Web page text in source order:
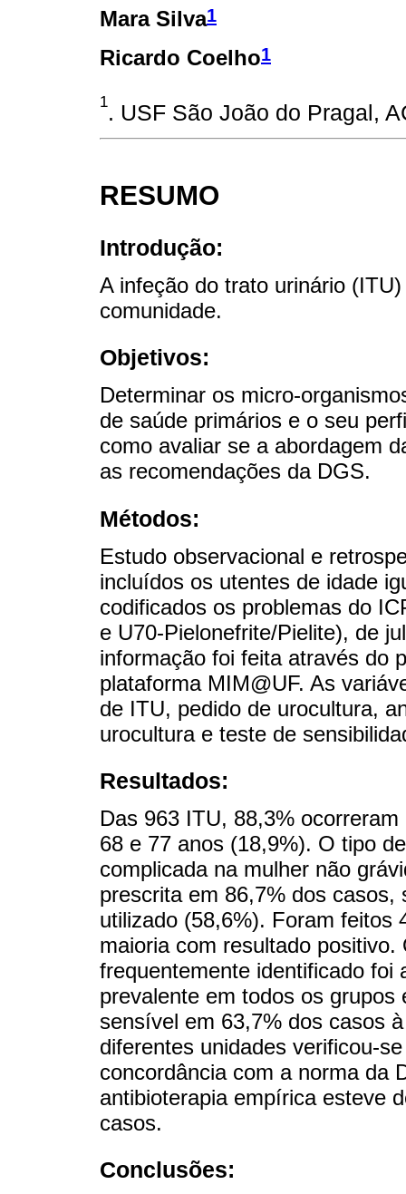
Mara Silva1
Ricardo Coelho1
1. USF São João do Pragal,
RESUMO
Introdução:
A infeção do trato urinário
comunidade.
Objetivos:
Determinar os micro-
de saúde primários e o seu
como avaliar se a abordagem
as recomendações da DGS.
Métodos:
Estudo observacional e
incluídos os utentes de idade
codificados os problemas do
e U70-Pielonefrite/Pielite), de
informação foi feita através do
plataforma MIM@UF. As
de ITU, pedido de urocultura,
urocultura e teste de
Resultados:
Das 963 ITU, 88,3%
68 e 77 anos (18,9%). O tipo
complicada na mulher não
prescrita em 86,7% dos
utilizado (58,6%). Foram feitos
maioria com resultado
frequentemente identificado foi
prevalente em todos os
sensível em 63,7% dos casos
diferentes unidades verificou-
concordância com a norma da
antibioterapia empírica esteve
casos.
Conclusões: